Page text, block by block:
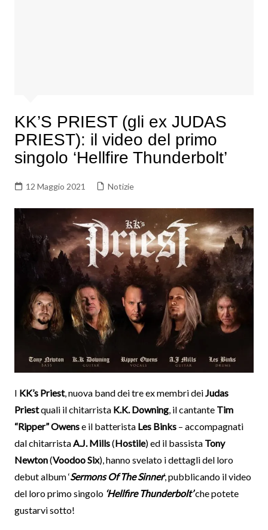
KK’S PRIEST (gli ex JUDAS
PRIEST): il video del primo
singolo ‘Hellfire Thunderbolt’
12 Maggio 2021 Notizie
I KK’s Priest, nuova band dei tre ex membri deiJudas
Priestquali il chitarrista K.K. Downing, il cantante Tim
“Ripper” Owense il batterista Les Binks– accompagnati
dal chitarristaA.J. Mills(Hostile) ed il bassista Tony
Newton(Voodoo Six), hanno svelato i dettagli del loro
debut album ‘Sermons Of The Sinner‘, pubblicando il video
del loro primo singolo ‘Hellfire Thunderbolt’che potete
gustarvi sotto!